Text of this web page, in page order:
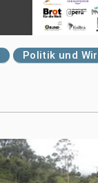
Politik und